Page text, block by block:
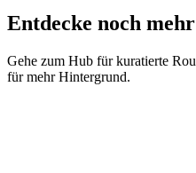
Entdecke noch
Gehe zum Hub für kuratierte
für mehr Hintergrund.